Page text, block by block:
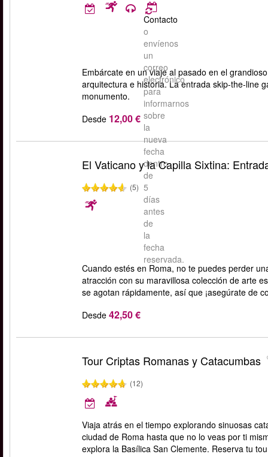
Contacto
o
envíenos
un
correo
electrónico
para
informarnos
sobre
la
nueva
fecha
dentro
de
5
días
antes
de
la
fecha
reservada.
Embárcate en un viaje al pasado en el
arquitectura e historia. La entrada skip-the-line
monumento.
Desde 12,00 €
El Vaticano y la Capilla Sixtina:
(5)
Cuando estés en Roma, no te puedes perder
atracción con su maravillosa colección de arte
se agotan rápidamente, así que ¡asegúrate de
Desde 42,50 €
Tour Criptas Romanas y Catacumbas
(12)
Viaja atrás en el tiempo explorando sinuosas
ciudad de Roma hasta que no lo veas por ti
explora la Basílica San Clemente. Reserva tu